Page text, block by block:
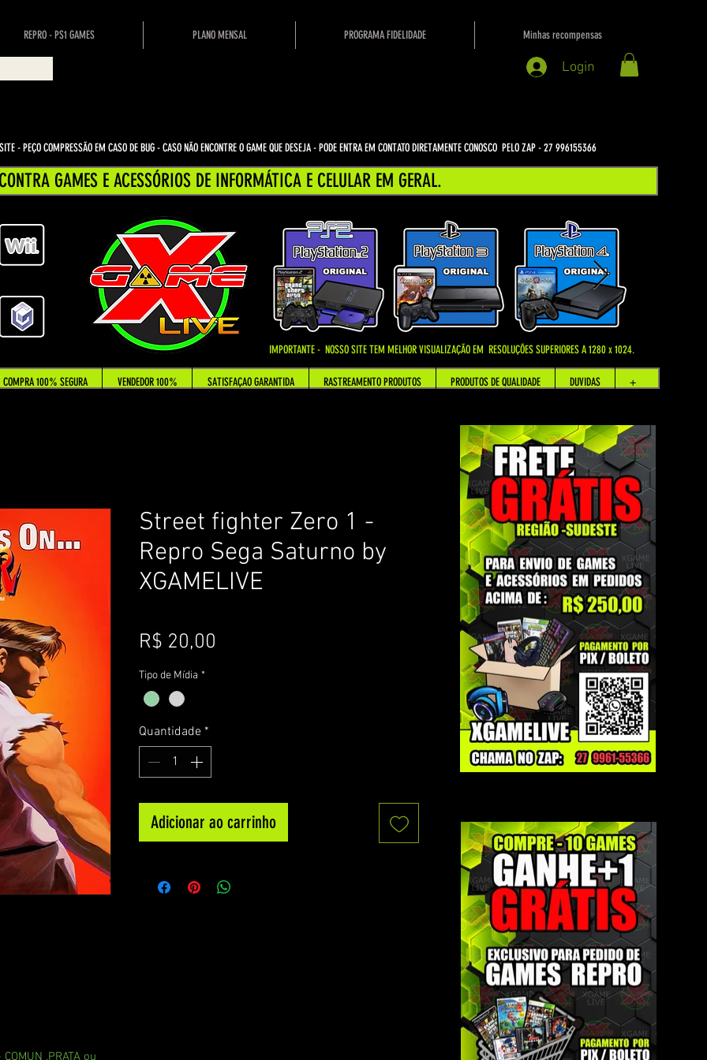
REPRO - PS1 GAMES PLANO MENSAL PROGRAMA FIDELIDADE Minhas recompensas
Login
,PRATA ou
Street fighter Zero 1 -
Repro Sega Saturno by
XGAMELIVE
R$ 20,00
Tipo de Mídia *
Quantidade *
Adicionar ao carrinho
IMPORTANTE - NOSSO SITE TEM MELHOR VISUALIZAÇÃO EM RESOLUÇÕES SUPERIORES A 1280 x 1024.
GAMES E ACESSÓRIOS DE INFORMÁTICA E CELULAR EM GERAL.
- PEÇO COMPRESSÃO EM CASO DE BUG- CASO NÃO ENCONTRE O GAME QUE DESEJA - PODE ENTRA EM CONTATO DIRETAMENTE CONOSCO PELO ZAP - 27 996155366
COMPRA 100% SEGURA VENDEDOR 100% SATISFAÇAO GARANTIDA RASTREAMENTO PRODUTOS PRODUTOS DE QUALIDADE DUVIDAS +